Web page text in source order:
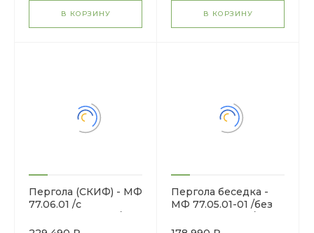
В КОРЗИНУ В КОРЗИНУ
Пергола (СКИФ) - МФ
77.06.01 /с
Пергола беседка -
МФ 77.05.01-01 /без